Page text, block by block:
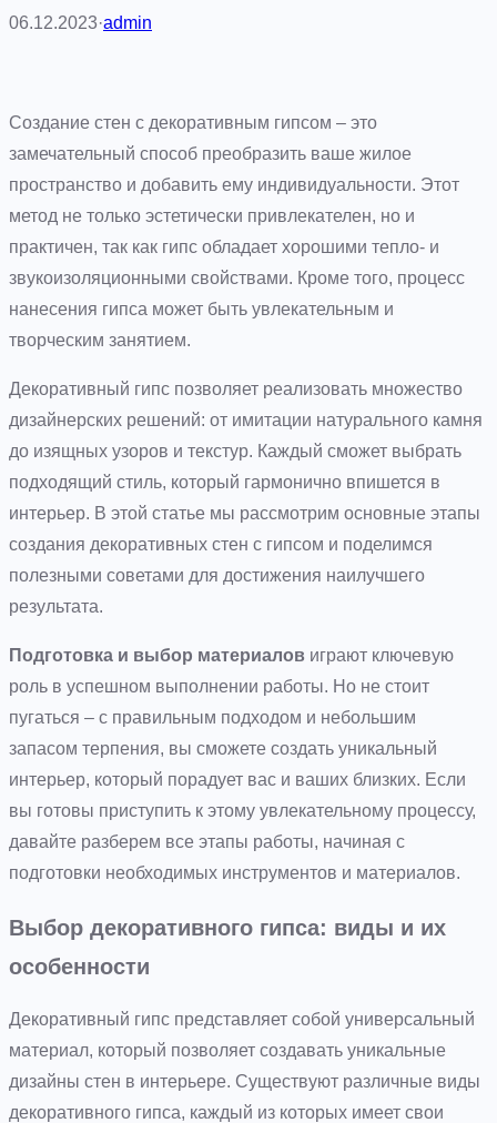
06.12.2023·admin
Создание стен с декоративным гипсом – это
замечательный способ преобразить ваше жилое
пространство и добавить ему индивидуальности. Этот
метод не только эстетически привлекателен, но и
практичен, так как гипс обладает хорошими тепло- и
звукоизоляционными свойствами. Кроме того, процесс
нанесения гипса может быть увлекательным и
творческим занятием.
Декоративный гипс позволяет реализовать множество
дизайнерских решений: от имитации натурального камня
до изящных узоров и текстур. Каждый сможет выбрать
подходящий стиль, который гармонично впишется в
интерьер. В этой статье мы рассмотрим основные этапы
создания декоративных стен с гипсом и поделимся
полезными советами для достижения наилучшего
результата.
Подготовка и выбор материалов играют ключевую
роль в успешном выполнении работы. Но не стоит
пугаться – с правильным подходом и небольшим
запасом терпения, вы сможете создать уникальный
интерьер, который порадует вас и ваших близких. Если
вы готовы приступить к этому увлекательному процессу,
давайте разберем все этапы работы, начиная с
подготовки необходимых инструментов и материалов.
Выбор декоративного гипса: виды и их
особенности
Декоративный гипс представляет собой универсальный
материал, который позволяет создавать уникальные
дизайны стен в интерьере. Существуют различные виды
декоративного гипса, каждый из которых имеет свои